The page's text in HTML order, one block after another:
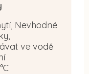
Nevhodné
ve vodě